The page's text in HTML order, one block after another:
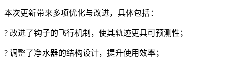
本次更新带来多项优化与改进，具体包括：
? 改进了钩子的飞行机制，使其轨迹更具可预测性；
? 调整了净水器的结构设计，提升使用效率；